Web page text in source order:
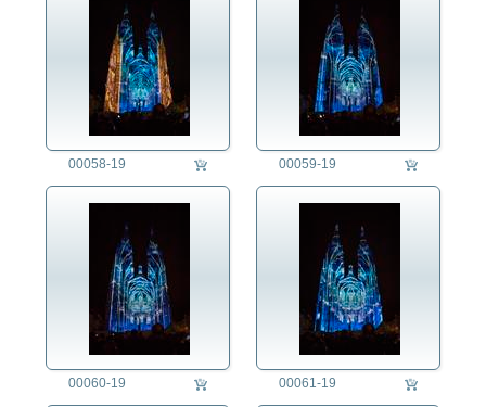
00058-19 00059-19
00060-19 00061-19